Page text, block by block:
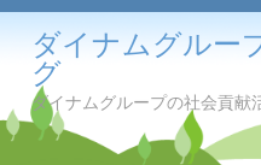
ダイナムグルー
グ
ダイナムグループの社会貢献